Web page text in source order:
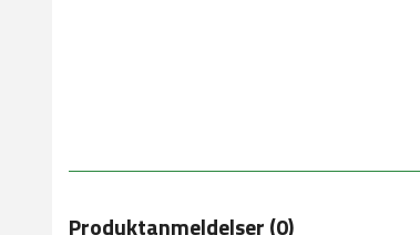
Produktanmeldelser (0)